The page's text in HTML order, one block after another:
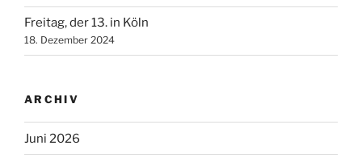
Freitag, der 13. in Köln
18. Dezember 2024
ARCHIV
Juni 2026